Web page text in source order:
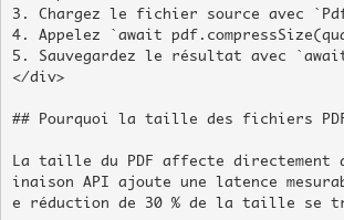
3. Chargez le fichier source avec
4. Appelez `await
5. Sauvegardez le résultat avec
</div>
## Pourquoi la taille des fichiers
La taille du PDF affecte directement
inaison API ajoute une latence
e réduction de 30 % de la taille se